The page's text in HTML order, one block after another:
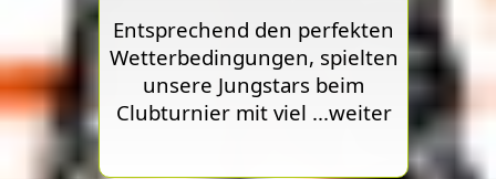
Entsprechend den perfekten
Wetterbedingungen, spielten
unsere Jungstars beim
Clubturnier mit viel ...weiter